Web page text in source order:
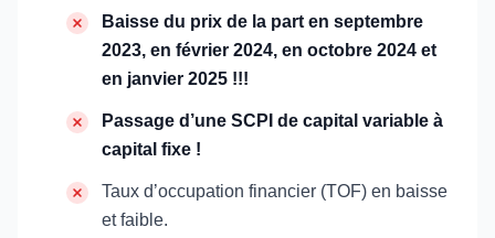
Baisse du prix de la part en septembre
2023, en février 2024, en octobre 2024 et
en janvier 2025 !!!
Passage d’une SCPI de capital variable à
capital fixe !
Taux d’occupation financier (TOF) en baisse
et faible.